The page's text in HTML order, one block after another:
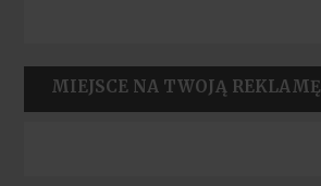
MIEJSCE NA TWOJĄ REKLAMĘ